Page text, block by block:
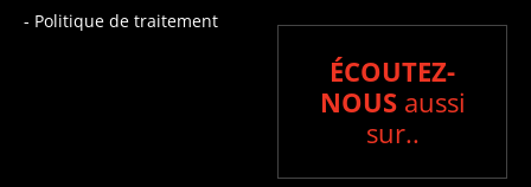
- Politique de traitement
ÉCOUTEZ-
NOUS aussi
sur..